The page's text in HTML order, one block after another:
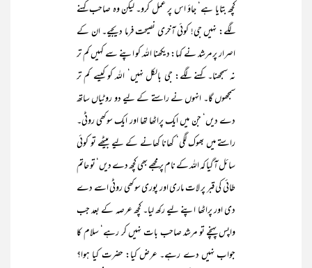
کچھ بتایا ہے‘ جاؤ اس پر عمل کرو۔ لیکن وہ صاحب کہنے
لگے: نہیں جی! کوئی آخری نصیحت فرما دیجیے۔ ان کے
اصرار پر مرشد نے کہا: دیکھنا اللہ کو اپنے سے کہیں کم تر
نہ سمجھنا۔ کہنے لگے: جی بالکل نہیں‘ اللہ کو کیسے کم تر
سمجھوں گا۔ انہوں نے راستے کے لیے دو روٹیاں ساتھ
دے دیں‘ جن میں ایک پراٹھا تھا اور ایک سوکھی روٹی۔
راستے میں بھوک لگی‘ کھانا کھانے کے لیے بیٹھے تو کوئی
سائل آ گیا کہ اللہ کے نام پر مجھے بھی کچھ دے دیں‘ تو حاتم
طائی کی قبر پر لات ماری اور پوری سوکھی روٹی اسے دے
دی اور پراٹھا اپنے لیے رکھ لیا۔ کچھ عرصہ کے بعد جب
واپس پہنچے تو مرشد صاحب بات نہیں کر رہے‘ سلام کا
جواب نہیں دے رہے۔ عرض کیا: حضرت کیا ہوا؟